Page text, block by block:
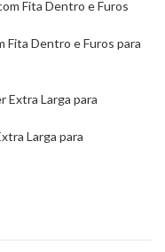
Fita Dentro e Furos para
Larga para